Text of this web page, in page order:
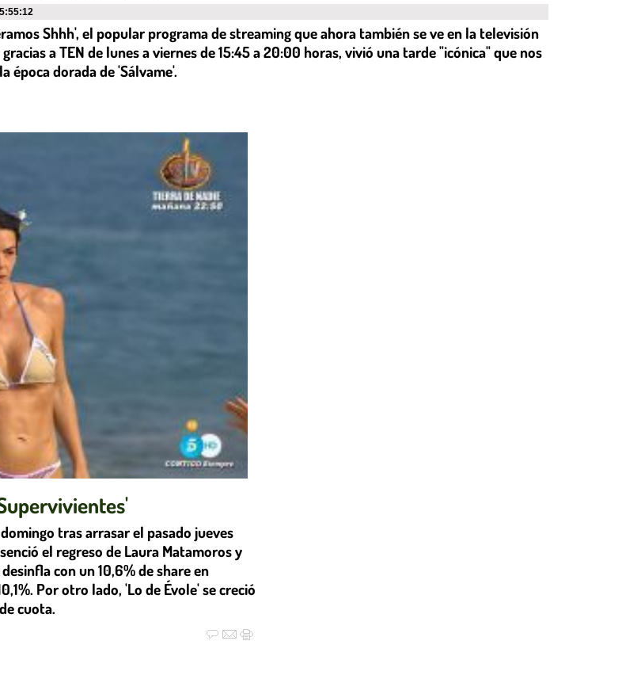
Shhh', el popular programa de streaming que ahora también se ve en la televisión
a TEN de lunes a viernes de 15:45 a 20:00 horas, vivió una tarde "icónica" que nos
época dorada de 'Sálvame'.
tras arrasar el pasado jueves
el regreso de Laura Matamoros y
con un 10,6% de share en
Por otro lado, 'Lo de Évole' se creció
cuota.